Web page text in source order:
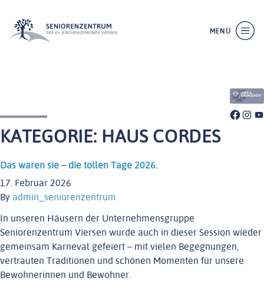
MENÜ
KATEGORIE: HAUS CORDES
Das waren sie – die tollen Tage 2026.
17. Februar 2026
By admin_seniorenzentrum
In unseren Häusern der Unternehmensgruppe
Seniorenzentrum Viersen wurde auch in dieser Session wieder
gemeinsam Karneval gefeiert – mit vielen Begegnungen,
vertrauten Traditionen und schönen Momenten für unsere
Bewohnerinnen und Bewohner.